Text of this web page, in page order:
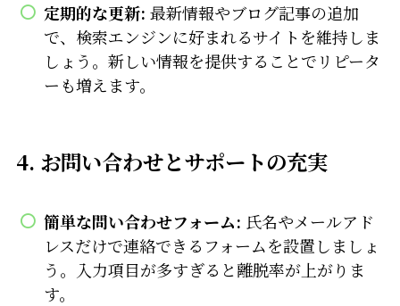
定期的な更新: 最新情報やブログ記事の追加
で、検索エンジンに好まれるサイトを維持しま
しょう。新しい情報を提供することでリピータ
ーも増えます。
4. お問い合わせとサポートの充実
簡単な問い合わせフォーム: 氏名やメールアド
レスだけで連絡できるフォームを設置しましょ
う。入力項目が多すぎると離脱率が上がりま
す。